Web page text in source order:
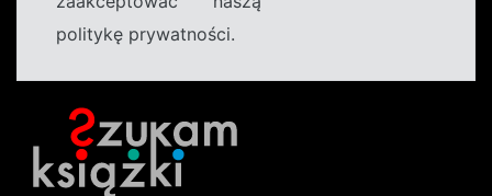
politykę prywatności.